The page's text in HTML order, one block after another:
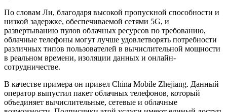
По словам Ли, благодаря высокой пропускной способности и
низкой задержке, обеспечиваемой сетями 5G, и
развертыванию пулов облачных ресурсов по требованию,
облачные телефоны могут лучше удовлетворять потребности
различных типов пользователей в вычислительной мощности
в реальном времени, изоляции данных и онлайн-
сотрудничестве.
В качестве примера он привел China Mobile Zhejiang. Данный
оператор выпустил пакет облачных телефонов, который
объединяет вычислительные, сетевые и облачные